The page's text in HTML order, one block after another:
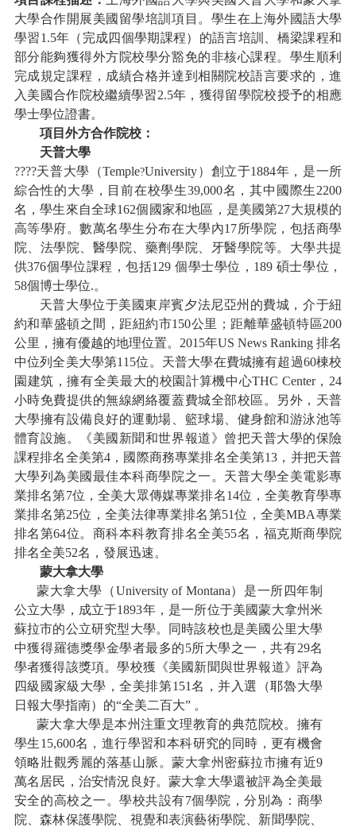
大學合作開展美國留學培訓項目。學生在上海外國語大學
學習1.5年（完成四個學期課程）的語言培訓、橋梁課程和
部分能夠獲得外方院校學分豁免的非核心課程。學生順利
完成規定課程，成績合格并達到相關院校語言要求的，進
入美國合作院校繼續學習2.5年，獲得留學院校授予的相應
學士學位證書。
項目外方合作院校：
天普大學
????天普大學（Temple?University）創立于1884年，是一所
綜合性的大學，目前在校學生39,000名，其中國際生2200
名，學生來自全球162個國家和地區，是美國第27大規模的
高等學府。數萬名學生分布在大學內17所學院，包括商學
院、法學院、醫學院、藥劑學院、牙醫學院等。大學共提
供376個學位課程，包括129 個學士學位，189 碩士學位，
58個博士學位.。
天普大學位于美國東岸賓夕法尼亞州的費城，介于紐
約和華盛頓之間，距紐約市150公里；距離華盛頓特區200
公里，擁有優越的地理位置。2015年US News Ranking 排名
中位列全美大學第115位。天普大學在費城擁有超過60棟校
園建筑，擁有全美最大的校園計算機中心THC Center，24
小時免費提供的無線網絡覆蓋費城全部校區。另外，天普
大學擁有設備良好的運動場、籃球場、健身館和游泳池等
體育設施。《美國新聞和世界報道》曾把天普大學的保險
課程排名全美第4，國際商務專業排名全美第13，并把天普
大學列為美國最佳本科商學院之一。天普大學全美電影專
業排名第7位，全美大眾傳媒專業排名14位，全美教育學專
業排名第25位，全美法律專業排名第51位，全美MBA專業
排名第64位。商科本科教育排名全美55名，福克斯商學院
排名全美52名，發展迅速。
蒙大拿大學
蒙大拿大學（University of Montana）是一所四年制
公立大學，成立于1893年，是一所位于美國蒙大拿州米
蘇拉市的公立研究型大學。同時該校也是美國公里大學
中獲得羅德獎學金學者最多的5所大學之一，共有29名
學者獲得該獎項。學校獲《美國新聞與世界報道》評為
四級國家級大學，全美排第151名，并入選（耶魯大學
日報大學指南）的“全美二百大” 。
蒙大拿大學是本州注重文理教育的典范院校。擁有
學生15,600名，進行學習和本科研究的同時，更有機會
領略壯觀秀麗的落基山脈。蒙大拿州密蘇拉市擁有近9
萬名居民，治安情況良好。蒙大拿大學還被評為全美最
安全的高校之一。學校共設有7個學院，分別為：商學
院、森林保護學院、視覺和表演藝術學院、新聞學院、